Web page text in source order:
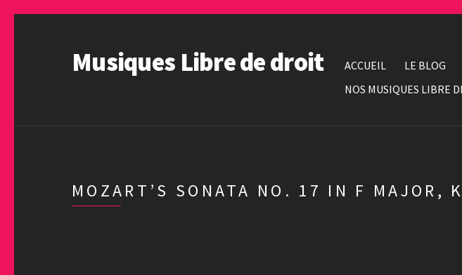
Musiques Libre de droit ACCUEIL LE BLOG
NOS MUSIQUES LIBRE
MOZART’S SONATA NO. 17 IN F MAJOR,